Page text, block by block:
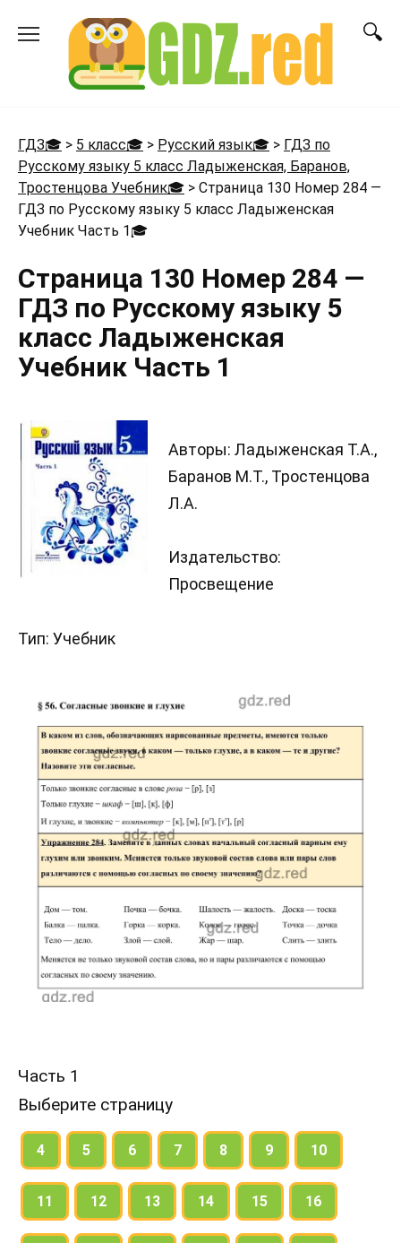
ГДЗ🎓 > 5 класс🎓 > Русский язык🎓 > ГДЗ по
Русскому языку 5 класс Ладыженская, Баранов,
Тростенцова Учебник🎓 > Страница 130 Номер 284 —
ГДЗ по Русскому языку 5 класс Ладыженская
Учебник Часть 1🎓
Страница 130 Номер 284 —
ГДЗ по Русскому языку 5
класс Ладыженская
Учебник Часть 1
Авторы: Ладыженская Т.А.,
Баранов М.Т., Тростенцова
Л.А.
Издательство:
Просвещение
Тип: Учебник
Часть 1
Выберите страницу
4 5 6 7 8 9 10
11 12 13 14 15 16